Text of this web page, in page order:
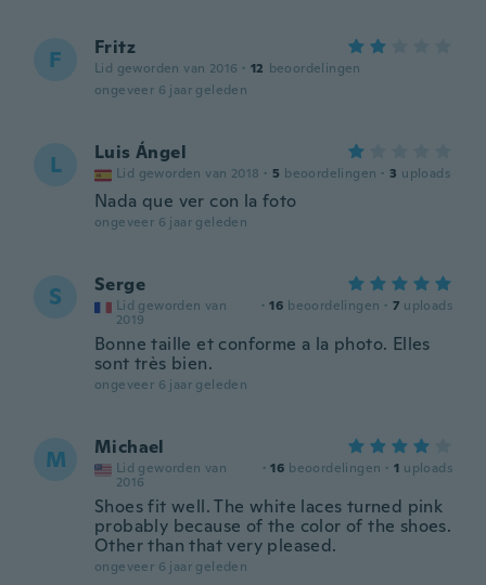
F Fritz
Lid geworden van 2016 · 12 beoordelingen
ongeveer 6 jaar geleden
L Luis Ángel
Lid geworden van 2018 · 5 beoordelingen · 3 uploads
Nada que ver con la foto
ongeveer 6 jaar geleden
S Serge
Lid geworden van
2019
· 16 beoordelingen · 7 uploads
Bonne taille et conforme a la photo. Elles
sont très bien.
ongeveer 6 jaar geleden
M Michael
Lid geworden van
2016
· 16 beoordelingen · 1 uploads
Shoes fit well. The white laces turned pink
probably because of the color of the shoes.
Other than that very pleased.
ongeveer 6 jaar geleden